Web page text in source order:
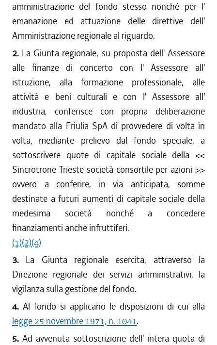
amministrazione del fondo stesso nonché per l'
emanazione ed attuazione delle direttive dell'
Amministrazione regionale al riguardo.
2. La Giunta regionale, su proposta dell' Assessore
alle finanze di concerto con l' Assessore all'
istruzione, alla formazione professionale, alle
attività e beni culturali e con l' Assessore all'
industria, conferisce con propria deliberazione
mandato alla Friulia SpA di provvedere di volta in
volta, mediante prelievo dal fondo speciale, a
sottoscrivere quote di capitale sociale della <<
Sincrotrone Trieste società consortile per azioni >>
ovvero a conferire, in via anticipata, somme
destinate a futuri aumenti di capitale sociale della
medesima società nonché a concedere
finanziamenti anche infruttiferi.
(1)(2)(4)
3. La Giunta regionale esercita, attraverso la
Direzione regionale dei servizi amministrativi, la
vigilanza sulla gestione del fondo.
4. Al fondo si applicano le disposizioni di cui alla
legge 25 novembre 1971, n. 1041.
5. Ad avvenuta sottoscrizione dell' intera quota di